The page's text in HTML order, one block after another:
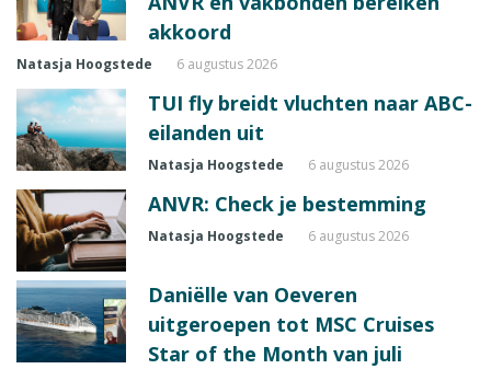
akkoord
Natasja Hoogstede 6 augustus 2026
TUI fly breidt vluchten naar ABC-
eilanden uit
Natasja Hoogstede 6 augustus 2026
ANVR: Check je bestemming
Natasja Hoogstede 6 augustus 2026
Daniëlle van Oeveren
uitgeroepen tot MSC Cruises
Star of the Month van juli